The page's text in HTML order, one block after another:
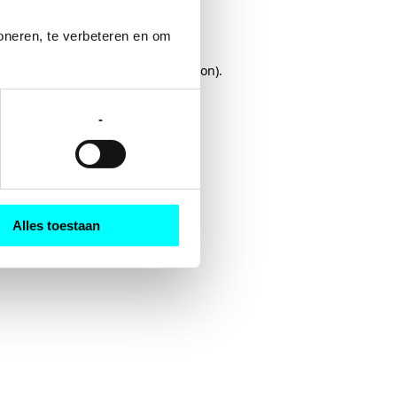
te verbeteren en om
-
Alles toestaan
for more information).